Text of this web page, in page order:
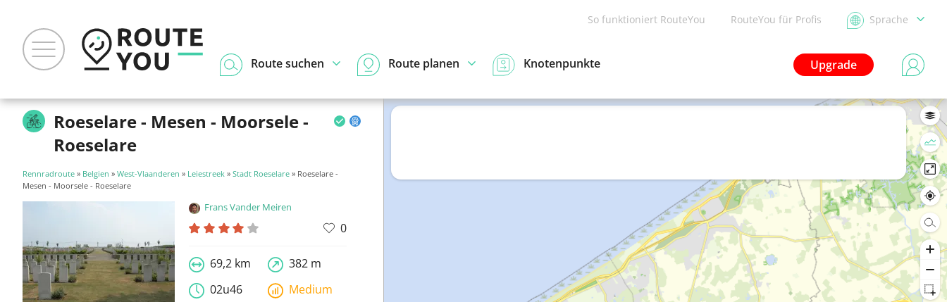
So funktioniert RouteYou RouteYou für Profis Sprache
Upgrade
Route suchen Route planen Knotenpunkte
Roeselare - Mesen - Moorsele -
Roeselare
Rennradroute » Belgien » West-Vlaanderen » Leiestreek » Stadt Roeselare » Roeselare -
Mesen - Moorsele - Roeselare
Frans Vander Meiren
0
69,2 km
382 m
02u46
Medium